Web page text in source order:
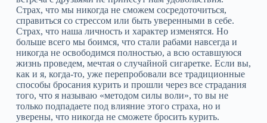
Страх, что мы никогда не сможем сосредоточиться,
справиться со стрессом или быть уверенными в себе.
Страх, что наша личность и характер изменятся. Но
больше всего мы боимся, что стали рабами навсегда и
никогда не освободимся полностью, а всю оставшуюся
жизнь проведем, мечтая о случайной сигаретке. Если вы,
как и я, когда‑то, уже перепробовали все традиционные
способы бросания курить и прошли через все страдания
того, что я называю «методом силы воли», то вы не
только подпадаете под влияние этого страха, но и
уверены, что никогда не сможете бросить курить.